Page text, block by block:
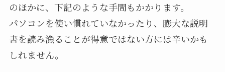
のほかに、下記のような手間もかかります。
パソコンを使い慣れていなかったり、膨大な説明
書を読み漁ることが得意ではない方には辛いかも
しれません。